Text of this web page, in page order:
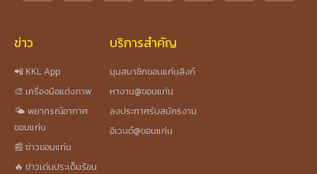
ข่าว
📲 KKL App
🎨 เครื่องมือแต่งภาพ
🌤️ พยากรณ์อากาศ
ขอนแก่น
📰 ข่าวขอนแก่น
🔥 ข่าวเด่นประเด็นร้อน
บริการสำคัญ
มุมสมาชิกขอนแก่นลิงก์
หางาน@ขอนแก่น
ลงประกาศรับสมัครงาน
อีเวนต์@ขอนแก่น